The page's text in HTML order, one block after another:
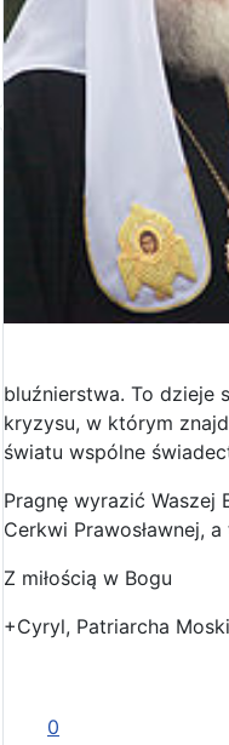
bluźnierstwa. To dzieje
kryzysu, w którym
światu wspólne
Pragnę wyrazić
Cerkwi Prawosławnej,
Z miłością w Bogu
+Cyryl, Patriarcha
0